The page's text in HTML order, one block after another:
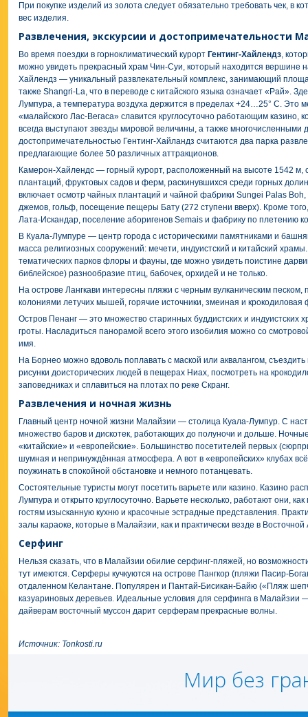
При покупке изделий из золота следует обязательно требовать чек, в
вес изделия.
Развлечения, экскурсии и достопримечательности
Во время поездки в горноклиматический курорт Гентинг-Хайлендз,
можно увидеть прекрасный храм Чин-Суи, который находится вершине
Хайлендз — уникальный развлекательный комплекс, занимающий
также Shangri-La, что в переводе с китайского языка означает «Рай».
Лумпура, а температура воздуха держится в пределах +24…25° С. Это
«малайского Лас-Вегаса» славится круглосуточно работающим казино,
всегда выступают звезды мировой величины, а также многочисленными
достопримечательностью Гентинг-Хайландз считаются два парка
предлагающие более 50 различных аттракционов.
Камерон-Хайлендс — горный курорт, расположенный на высоте 1542 м,
плантаций, фруктовых садов и ферм, раскинувшихся среди горных
включает осмотр чайных плантаций и чайной фабрики Sungei Palas
джемов, гольф, посещение пещеры Бату (272 ступени вверх). Кроме
Лата-Искандар, поселение аборигенов Semais и фабрику по плетению
В Куала-Лумпуре — центр города с историческими памятниками и
масса религиозных сооружений: мечети, индуистский и китайский
тематических парков флоры и фауны, где можно увидеть поистине
библейское) разнообразие птиц, бабочек, орхидей и не только.
На острове Лангкави интересны пляжи с черным вулканическим
колониями летучих мышей, горячие источники, змеиная и
Остров Пенанг — это множество старинных буддистских и индуистских
гроты. Насладиться панорамой всего этого изобилия можно со
имя.
На Борнео можно вдоволь поплавать с маской или аквалангом,
рисунки доисторических людей в пещерах Ниах, посмотреть на
заповедниках и сплавиться на плотах по реке Скранг.
Развлечения и ночная жизнь
Главный центр ночной жизни Малайзии — столица Куала-Лумпур. С
множество баров и дискотек, работающих до полуночи и дольше.
«китайские» и «европейские». Большинство посетителей первых
шумная и непринуждённая атмосфера. А вот в «европейских» клубах
поужинать в спокойной обстановке и немного потанцевать.
Состоятельные туристы могут посетить варьете или казино. Казино
Лумпура и открыто круглосуточно. Варьете несколько, работают они,
гостям изысканную кухню и красочные эстрадные представления.
залы караоке, которые в Малайзии, как и практически везде в
Серфинг
Нельзя сказать, что в Малайзии обилие серфинг-пляжей, но
тут имеются. Серферы кучкуются на острове Пангкор (пляжи Пасир-
отдаленном Келантане. Популярен и Пантай-Бисикан-Байю («Пляж
казуариновых деревьев. Идеальные условия для серфинга в
дайверам восточный муссон дарит серферам прекрасные волны.
Источник: Tonkosti.ru
Мир без